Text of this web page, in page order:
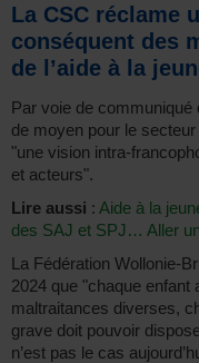
La CSC réclame
conséquent des
de l’aide à la
Par voie de communiqué
de moyen pour le secteur
"une vision intra-
et acteurs".
Lire aussi : Aide à la
des SAJ et SPJ… Aller
La Fédération Wollonie-
2024 que "chaque
maltraitances diverses,
grave doit pouvoir
n’est pas le cas